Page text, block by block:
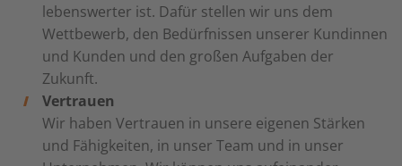
lebenswerter ist. Dafür stellen wir uns dem
Wettbewerb, den Bedürfnissen unserer Kundinnen
und Kunden und den großen Aufgaben der
Zukunft.
Vertrauen
Wir haben Vertrauen in unsere eigenen Stärken
und Fähigkeiten, in unser Team und in unser